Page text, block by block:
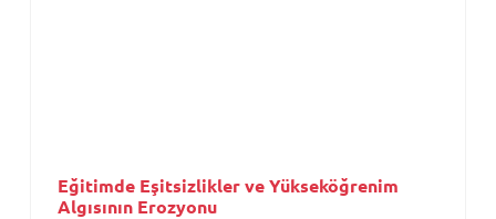
Eğitimde Eşitsizlikler ve Yükseköğrenim
Algısının Erozyonu